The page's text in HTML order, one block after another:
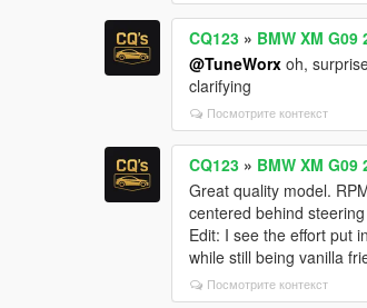
CQ123 » BMW XM
@TuneWorx oh,
clarifying
Посмотрите контекст
CQ123 » BMW XM
Great quality model.
centered behind
Edit: I see the effort put
while still being vanilla
Посмотрите контекст